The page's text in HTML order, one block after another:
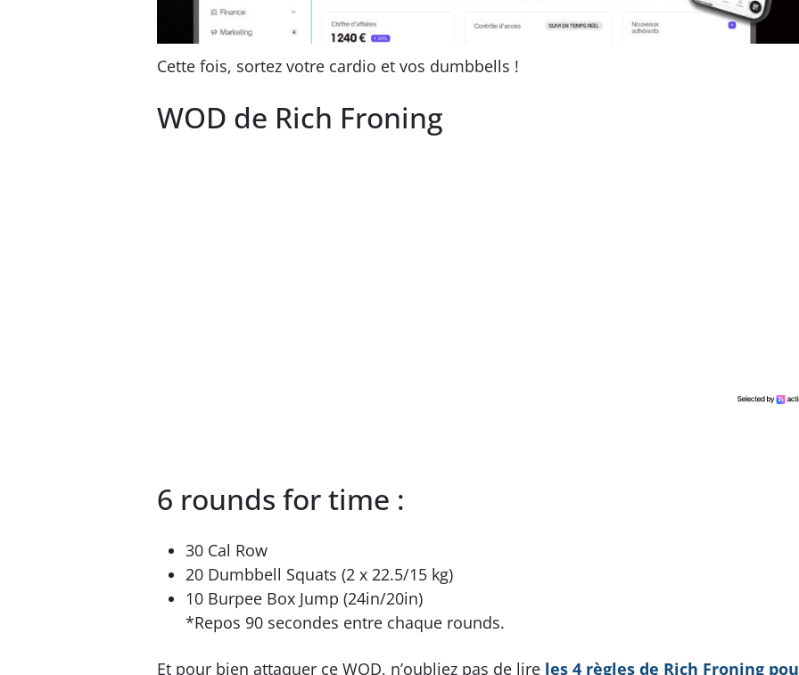
Cette fois, sortez votre cardio et vos dumbbells !
WOD de Rich Froning
6 rounds for time :
30 Cal Row
20 Dumbbell Squats (2 x 22.5/15 kg)
10 Burpee Box Jump (24in/20in)
*Repos 90 secondes entre chaque rounds.
Et pour bien attaquer ce WOD, n’oubliez pas de lire les 4 règles de Rich Froning